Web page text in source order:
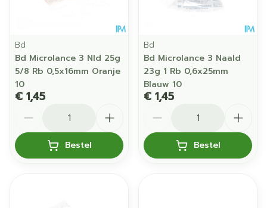
Bd
Bd Microlance 3 Nld 25g
5/8 Rb 0,5x16mm Oranje
10
€ 1,45
Bestel
Bd
Bd Microlance 3 Naald
23g 1 Rb 0,6x25mm
Blauw 10
€ 1,45
Bestel